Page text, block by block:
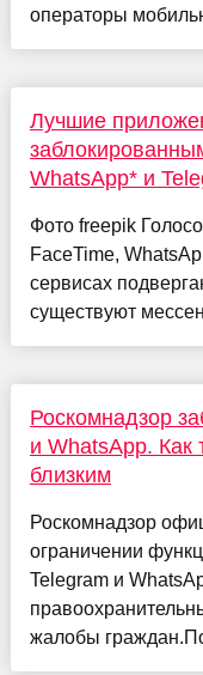
операторы
Лучшие
WhatsApp* и
Фото freepik
FaceTime,
сервисах
существуют
Роскомнадзор
и WhatsApp. Как
близким
Роскомнадзор
ограничении
Telegram и
жалобы